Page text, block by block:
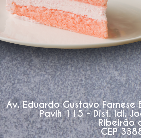
Av. Eduardo Gustavo Farnese
Pavlh 115 - Dist. Idl.
Ribeirão
CEP